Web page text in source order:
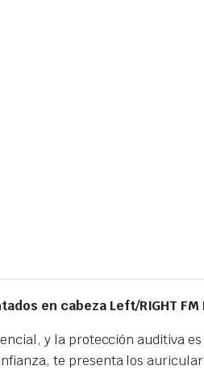
en cabeza Left/RIGHT
y la protección auditiva
te presenta los